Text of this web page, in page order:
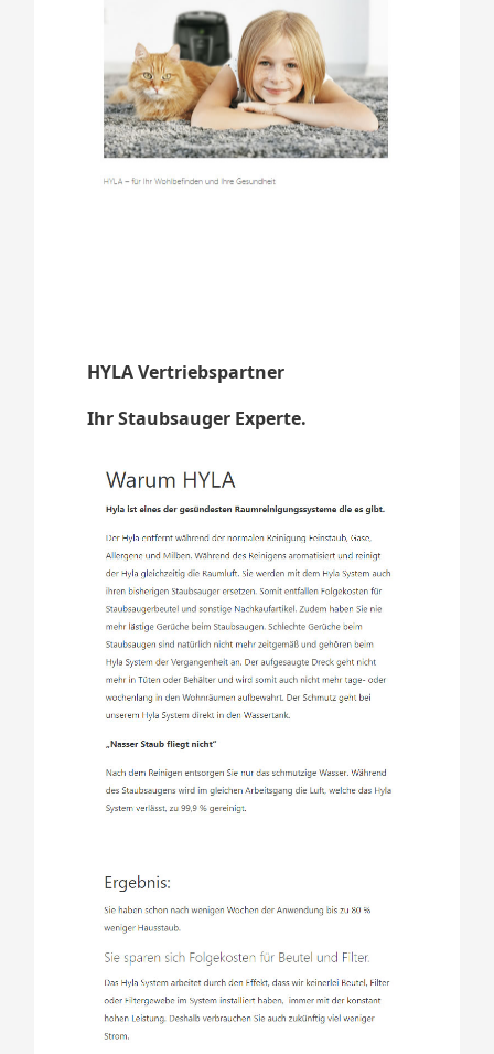
HYLA Vertriebspartner
Ihr Staubsauger Experte.